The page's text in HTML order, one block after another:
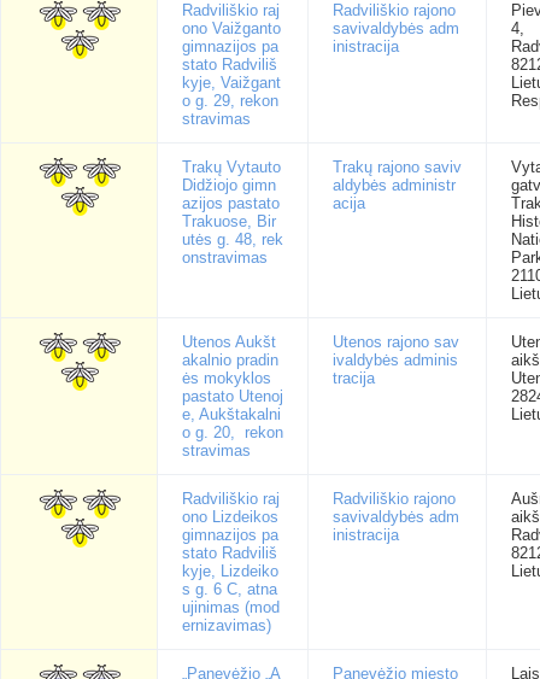
Radviliškio raj
ono Vaižganto
gimnazijos pa
stato Radviliš
kyje, Vaižgant
o g. 29, rekon
stravimas
Radviliškio rajono
savivaldybės adm
inistracija
4,
Trakų Vytauto
Didžiojo gimn
azijos pastato
Trakuose, Bir
utės g. 48, rek
onstravimas
Trakų rajono saviv
aldybės administr
acija
Utenos Aukšt
akalnio pradin
ės mokyklos
pastato Utenoj
e, Aukštakalni
o g. 20, rekon
stravimas
Utenos rajono sav
ivaldybės adminis
tracija
Radviliškio raj
ono Lizdeikos
gimnazijos pa
stato Radviliš
kyje, Lizdeiko
s g. 6 C, atna
ujinimas (mod
ernizavimas)
Radviliškio rajono
savivaldybės adm
inistracija
„Panevėžio „Ą Panevėžio miesto